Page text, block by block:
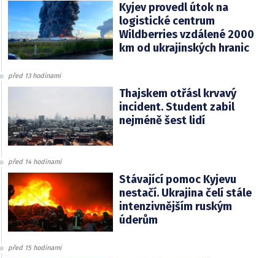
Kyjev provedl útok na
logistické centrum
Wildberries vzdálené 2000
km od ukrajinských hranic
před 13 hodinami
Thajskem otřásl krvavý
incident. Student zabil
nejméně šest lidí
před 14 hodinami
Stávající pomoc Kyjevu
nestačí. Ukrajina čelí stále
intenzivnějším ruským
úderům
před 15 hodinami